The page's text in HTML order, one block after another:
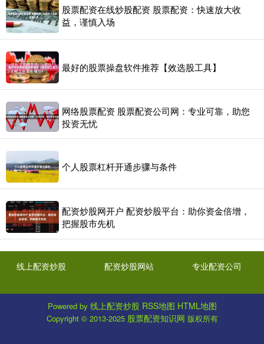
股票配资在线炒股配资 股票配资：快速放大收
益，谨慎入场
最好的股票操盘软件推荐【效选股工具】
网络股票配资 股票配资公司网：专业可靠，助您
投资无忧
个人股票杠杆开通步骤与条件
配资炒股网开户 配资炒股平台：助你资金倍增，
把握股市先机
线上配资炒股 配资炒股网站 专业配资公司
Powered by 线上配资炒股 RSS地图 HTML地图
Copyright © 2013-2025 股票配资知识网 版权所有